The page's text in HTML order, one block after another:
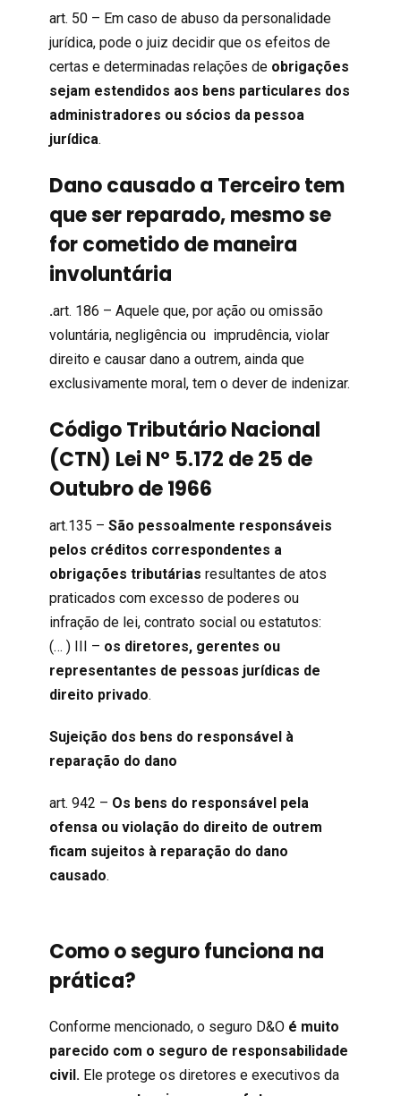
art. 50 – Em caso de abuso da personalidade
jurídica, pode o juiz decidir que os efeitos de
certas e determinadas relações de obrigações
sejam estendidos aos bens particulares dos
administradores ou sócios da pessoa
jurídica.
Dano causado a Terceiro tem
que ser reparado, mesmo se
for cometido de maneira
involuntária
.art. 186 – Aquele que, por ação ou omissão
voluntária, negligência ou imprudência, violar
direito e causar dano a outrem, ainda que
exclusivamente moral, tem o dever de indenizar.
Código Tributário Nacional
(CTN) Lei Nº 5.172 de 25 de
Outubro de 1966
art.135 – São pessoalmente responsáveis
pelos créditos correspondentes a
obrigações tributárias resultantes de atos
praticados com excesso de poderes ou
infração de lei, contrato social ou estatutos:
(… ) III – os diretores, gerentes ou
representantes de pessoas jurídicas de
direito privado.
Sujeição dos bens do responsável à
reparação do dano
art. 942 – Os bens do responsável pela
ofensa ou violação do direito de outrem
ficam sujeitos à reparação do dano
causado.
Como o seguro funciona na
prática?
Conforme mencionado, o seguro D&O é muito
parecido com o seguro de responsabilidade
civil. Ele protege os diretores e executivos da